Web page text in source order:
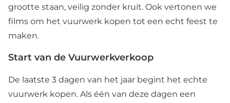
grootte staan, veilig zonder kruit. Ook vertonen we
films om het vuurwerk kopen tot een echt feest te
maken.
Start van de Vuurwerkverkoop
De laatste 3 dagen van het jaar begint het echte
vuurwerk kopen. Als één van deze dagen een